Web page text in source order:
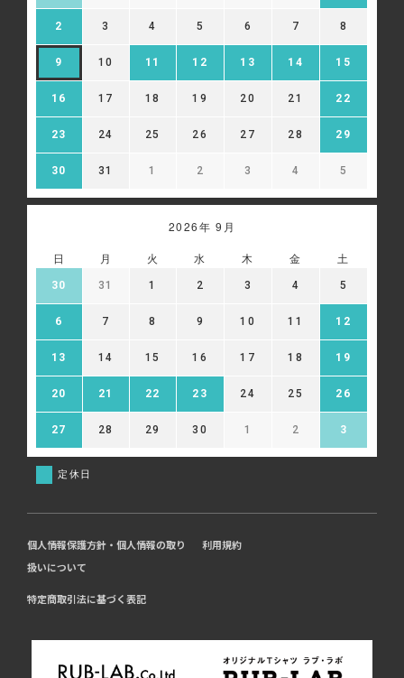
2 3 4 5 6 7 8
9 10 11 12 13 14 15
16 17 18 19 20 21 22
23 24 25 26 27 28 29
30 31 1 2 3 4 5
2026年 9月
日 月 火 水 木 金 土
30 31 1 2 3 4 5
6 7 8 9 10 11 12
13 14 15 16 17 18 19
20 21 22 23 24 25 26
27 28 29 30 1 2 3
定休日
個人情報保護方針・個人情報の取り
扱いについて
利用規約
特定商取引法に基づく表記